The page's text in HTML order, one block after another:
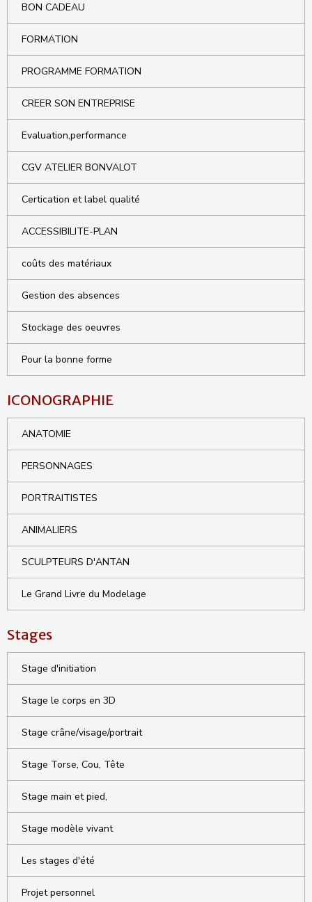
BON CADEAU
FORMATION
PROGRAMME FORMATION
CREER SON ENTREPRISE
Evaluation,performance
CGV ATELIER BONVALOT
Certication et label qualité
ACCESSIBILITE-PLAN
coûts des matériaux
Gestion des absences
Stockage des oeuvres
Pour la bonne forme
ICONOGRAPHIE
ANATOMIE
PERSONNAGES
PORTRAITISTES
ANIMALIERS
SCULPTEURS D'ANTAN
Le Grand Livre du Modelage
Stages
Stage d'initiation
Stage le corps en 3D
Stage crâne/visage/portrait
Stage Torse, Cou, Tête
Stage main et pied,
Stage modèle vivant
Les stages d'été
Projet personnel